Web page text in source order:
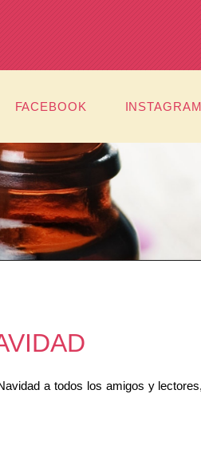
FACEBOOK INSTAGRAM
a todos los amigos y